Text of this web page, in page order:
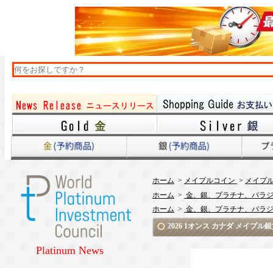
Platinum News
ホーム > メイプルコイン > メイプ
ホーム > 金、銀、プラチナ、パラ
ホーム > 金、銀、プラチナ、パラ
2026 1オンス カナダ メイプル